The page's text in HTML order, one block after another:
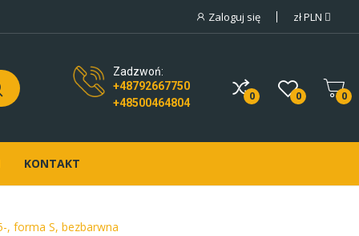
Zaloguj się złPLN
Zadzwoń:
+48792667750
+48500464804
0 0 0
KONTAKT
, forma S, bezbarwna